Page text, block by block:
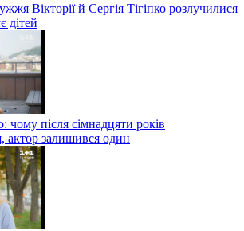
Вікторії й Сергія Тігіпко розлучилися
дітей
чому після сімнадцяти років
актор залишився один